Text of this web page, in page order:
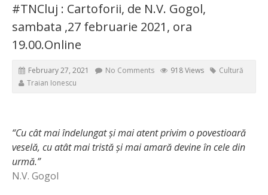
#TNCluj : Cartoforii, de N.V. Gogol,
sambata ,27 februarie 2021, ora
19.00.Online
February 27, 2021 No Comments 918 Views
Cultură
Traian Ionescu
“Cu cât mai îndelungat și mai atent privim o povestioară
veselă, cu atât mai tristă și mai amară devine în cele din
urmă.”
N.V. Gogol